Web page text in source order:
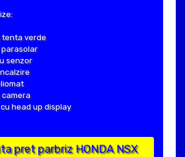
tenta verde
parasolar
senzor
camera
head up display
pret parbriz HONDA NSX